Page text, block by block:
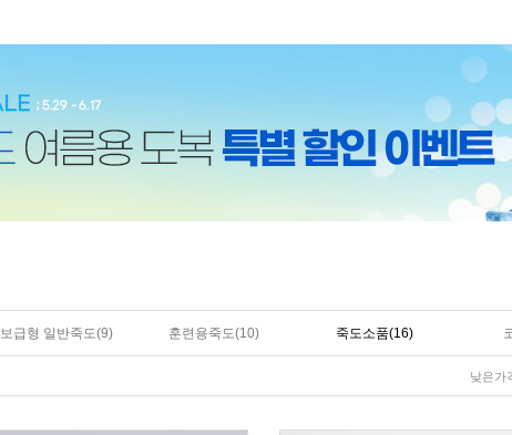
보급형 일반죽도(9) 훈련용죽도(10) 죽도소품(16)
낮은가